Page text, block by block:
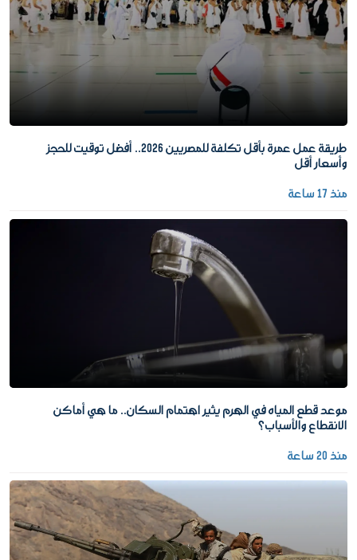
طريقة عمل عمرة بأقل تكلفة للمصريين 2026.. أفضل توقيت للحجز
وأسعار أقل
منذ 17 ساعة
موعد قطع المياه في الهرم يثير اهتمام السكان.. ما هي أماكن
الانقطاع والأسباب؟
منذ 20 ساعة